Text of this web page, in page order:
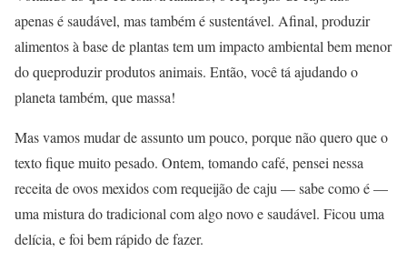
apenas é saudável, mas também é sustentável. Afinal, produzir
alimentos à base de plantas tem um impacto ambiental bem menor
do queproduzir produtos animais. Então, você tá ajudando o
planeta também, que massa!
Mas vamos mudar de assunto um pouco, porque não quero que o
texto fique muito pesado. Ontem, tomando café, pensei nessa
receita de ovos mexidos com requeijão de caju — sabe como é —
uma mistura do tradicional com algo novo e saudável. Ficou uma
delícia, e foi bem rápido de fazer.